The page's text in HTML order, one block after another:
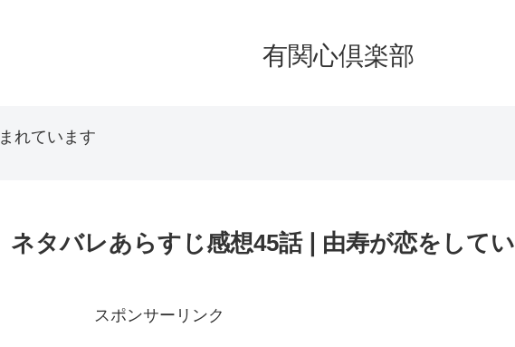
有関心倶楽部
れています
ネタバレあらすじ感想45話❘由寿が恋をしてい
スポンサーリンク